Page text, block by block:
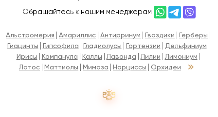
Обращайтесь к нашим менеджерам
Альстромерия Амариллис Антирринум Гвоздики
Герберы
Гиацинты
Гипсофила Гладиолусы Гортензии
Дельфиниум
Ирисы
Кампанула Каллы Лаванда Лилии
Лимониум
Лотос Маттиолы Мимоза Нарциссы Орхидеи